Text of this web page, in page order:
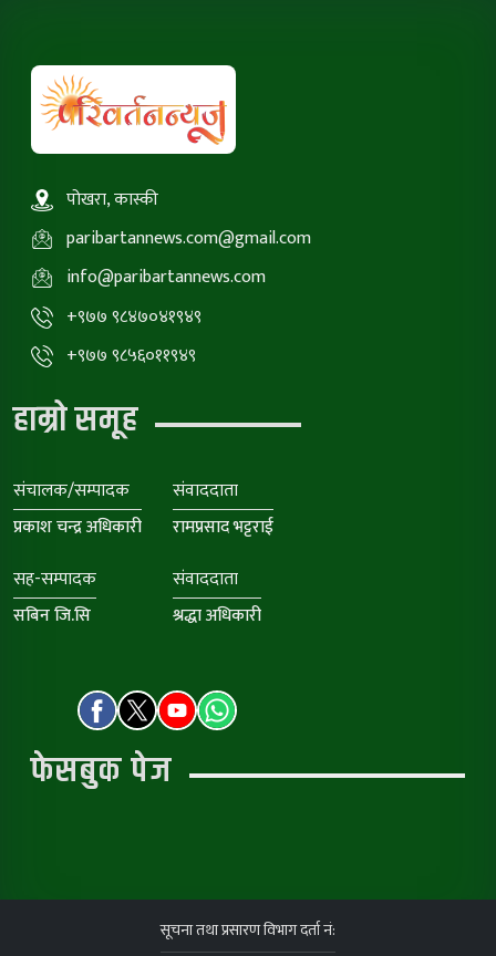
पोखरा, कास्की
paribartannews.com@gmail.com
info@paribartannews.com
+९७७ ९८४७०४१९४९
+९७७ ९८५६०११९४९
हाम्रो समूह
संचालक/सम्पादक
प्रकाश चन्द्र अधिकारी
संवाददाता
रामप्रसाद भट्टराई
सह-सम्पादक
सबिन जि.सि
संवाददाता
श्रद्धा अधिकारी
फेसबुक पेज
सूचना तथा प्रसारण विभाग दर्ता नं: